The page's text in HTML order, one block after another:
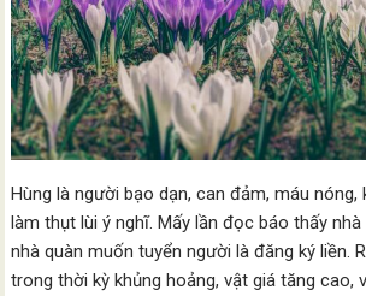
Hùng là người bạo dạn, can đảm, máu
làm thụt lùi ý nghĩ. Mấy lần đọc báo thấy nhà
nhà quàn muốn tuyển người là đăng ký liền.
trong thời kỳ khủng hoảng, vật giá tăng cao,